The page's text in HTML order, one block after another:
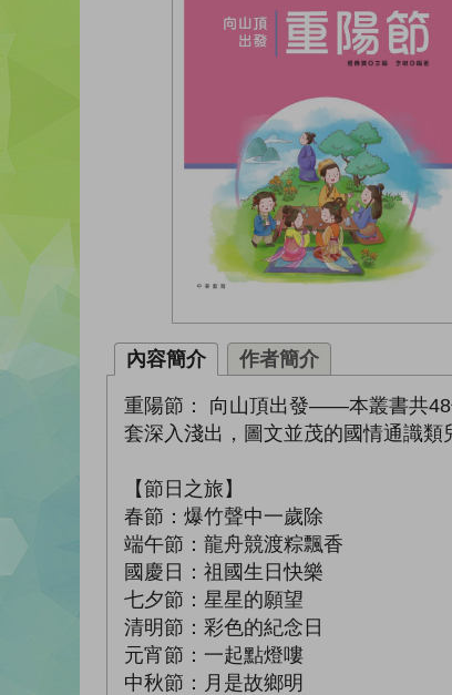
內容簡介 作者簡介
重陽節： 向山頂出發——本叢書共48
套深入淺出，圖文並茂的國情通識類
【節日之旅】
春節：爆竹聲中一歲除
端午節：龍舟競渡粽飄香
國慶日：祖國生日快樂
七夕節：星星的願望
清明節：彩色的紀念日
元宵節：一起點燈嘍
中秋節：月是故鄉明